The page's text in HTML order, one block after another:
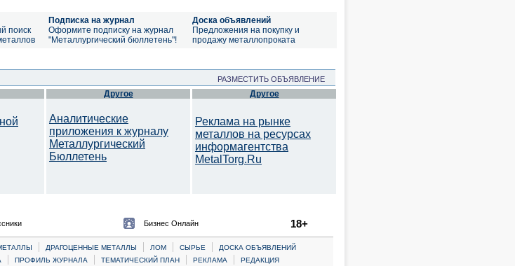
поиск
Подписка на журнал
Оформите подписку на журнал
"Металлургический бюллетень"!
Доска объявлений
Предложения на покупку и
продажу металлопроката
РАЗМЕСТИТЬ ОБЪЯВЛЕНИЕ
Другое
Аналитические
приложения к журналу
Металлургический
Бюллетень
Другое
Реклама на рынке
металлов на ресурсах
информагентства
MetalTorg.Ru
Бизнес Онлайн 18+
| ДРАГОЦЕННЫЕ МЕТАЛЛЫ | ЛОМ | CЫРЬЕ |
ДОСКА ОБЪЯВЛЕНИЙ
| ПРОФИЛЬ ЖУРНАЛА | ТЕМАТИЧЕСКИЙ ПЛАН | РЕКЛАМА | РЕДАКЦИЯ